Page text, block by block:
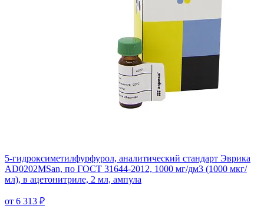
5-гидроксиметилфурфурол, аналитический стандарт Эврика
AD0202MSan, по ГОСТ 31644-2012, 1000 мг/дм3 (1000 мкг/
мл), в ацетонитриле, 2 мл, ампула
от 6 313 ₽